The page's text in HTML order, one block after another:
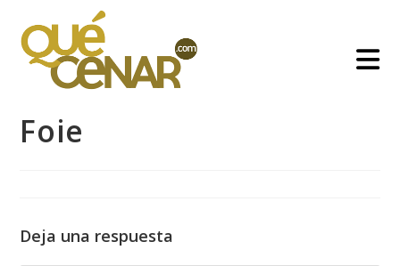
contenido
Foie
Deja una respuesta